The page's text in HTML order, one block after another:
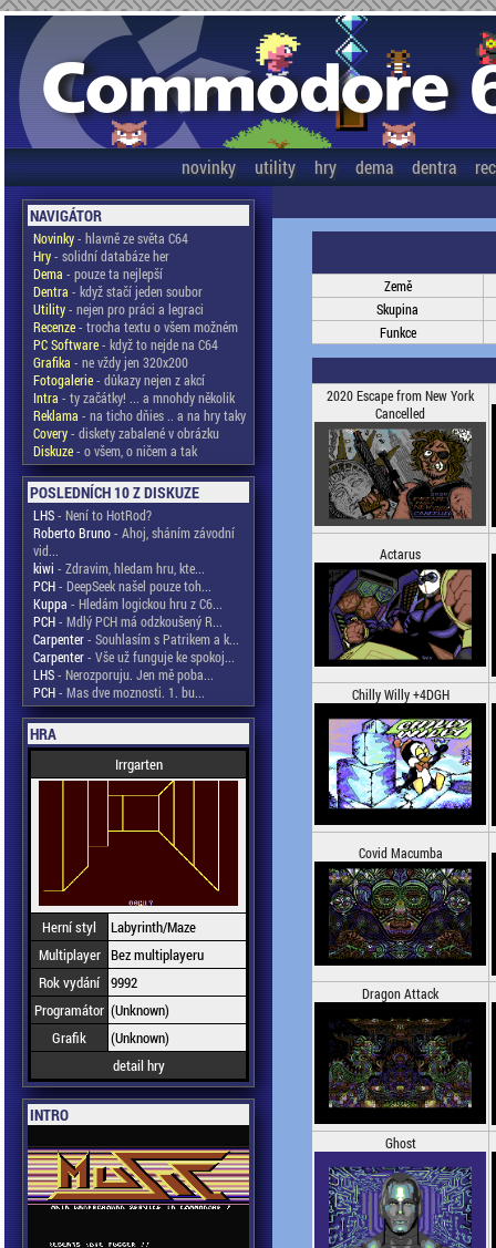
novinky utility hry dema dentra
NAVIGÁTOR
Novinky- hlavně ze světa C64
Hry- solidní databáze her
Dema - pouze ta nejlepší
Dentra - když stačí jeden soubor
Utility- nejen pro práci a legraci
Recenze- trocha textu o všem možném
PC Software- když to nejde na C64
Grafika - ne vždy jen 320x200
Fotogalerie- důkazy nejen z akcí
Intra - ty začátky! ... a mnohdy několik
Reklama - na ticho dňies .. a na hry taky
Covery- diskety zabalené v obrázku
Diskuze- o všem, o ničem a tak
POSLEDNÍCH 10 Z DISKUZE
LHS- Není to HotRod?
Roberto Bruno- Ahoj, sháním závodní
vid...
kiwi - Zdravim, hledam hru, kte...
PCH- DeepSeek našel pouze toh...
Kuppa - Hledám logickou hru z C6...
PCH- Mdlý PCH má odzkoušený R...
Carpenter- Souhlasím s Patrikem a k...
Carpenter- Vše už funguje ke spokoj...
LHS- Nerozporuju. Jen mě poba...
PCH- Mas dve moznosti. 1. bu...
HRA
Irrgarten
Herní styl
Labyrinth/Maze
Multiplayer Bez multiplayeru
Rok vydání 9992
Programátor (Unknown)
Grafik
(Unknown)
detail hry
INTRO
Země
Skupina
Funkce
2020 Escape from New York
Cancelled
Actarus
Chilly Willy +4DGH
Covid Macumba
Dragon Attack
Ghost